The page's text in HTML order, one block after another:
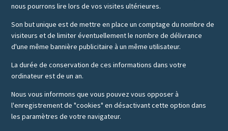
nous pourrons lire lors de vos visites ultérieures.
Son but unique est de mettre en place un comptage du nombre de
visiteurs et de limiter éventuellement le nombre de délivrance
d'une même bannière publicitaire à un même utilisateur.
La durée de conservation de ces informations dans votre
ordinateur est de un an.
Nous vous informons que vous pouvez vous opposer à
l'enregistrement de "cookies" en désactivant cette option dans
les paramètres de votre navigateur.